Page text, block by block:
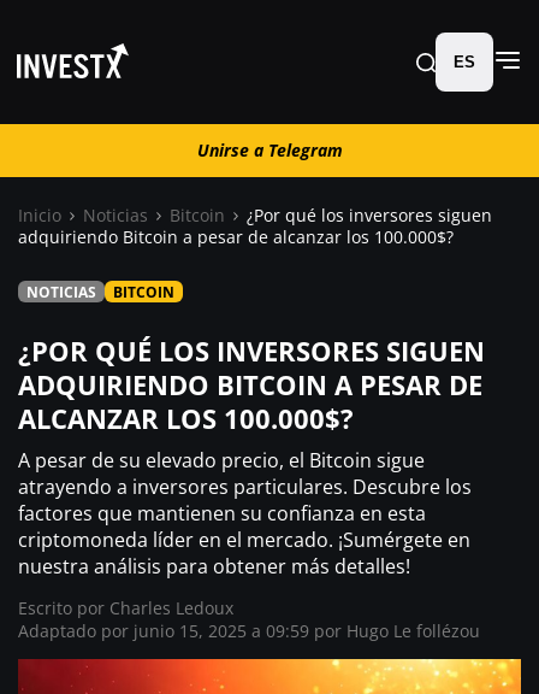
Unirse a Telegram
Noticias
Trading
¿ Dónde comprar ?
ES
Unirse a Telegram
Inicio Noticias Bitcoin
¿Por qué los inversores siguen
adquiriendo Bitcoin a pesar de alcanzar los 100.000$?
NOTICIAS BITCOIN
¿POR QUÉ LOS INVERSORES SIGUEN
ADQUIRIENDO BITCOIN A PESAR DE
ALCANZAR LOS 100.000$?
A pesar de su elevado precio, el Bitcoin sigue
atrayendo a inversores particulares. Descubre los
factores que mantienen su confianza en esta
criptomoneda líder en el mercado. ¡Sumérgete en
nuestra análisis para obtener más detalles!
Escrito por Charles Ledoux
Adaptado por junio 15, 2025 a 09:59 por Hugo Le follézou